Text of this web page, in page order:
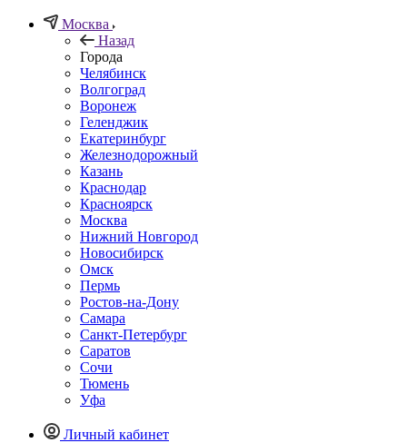
Москва
Назад
Города
Челябинск
Волгоград
Воронеж
Геленджик
Екатеринбург
Железнодорожный
Казань
Краснодар
Красноярск
Москва
Нижний Новгород
Новосибирск
Омск
Пермь
Ростов-на-Дону
Самара
Санкт-Петербург
Саратов
Сочи
Тюмень
Уфа
Личный кабинет